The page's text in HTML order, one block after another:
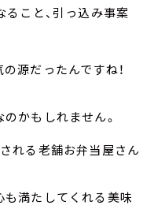
こと、引っ込み事案
源だったんですね！
かもしれません。
れる老舗お弁当屋さん
満たしてくれる美味